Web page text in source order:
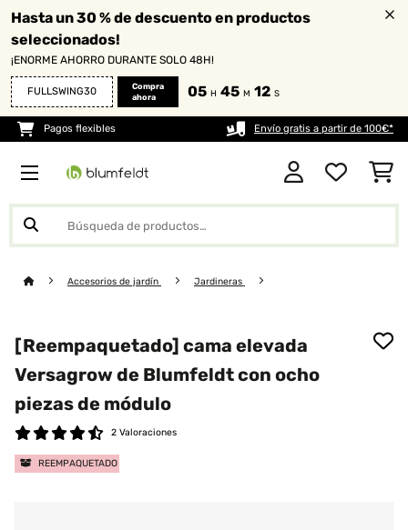
Hasta un 30 % de descuento en productos
seleccionados!
¡ENORME AHORRO DURANTE SOLO 48H!
FULLSWING30
Compra
ahora
05 H 45 M 10 S
Pagos flexibles Envío gratis a partir de 100€*
Accesorios de jardín Jardineras
[Reempaquetado] cama elevada
Versagrow de Blumfeldt con ocho
piezas de módulo
2 Valoraciones
REEMPAQUETADO